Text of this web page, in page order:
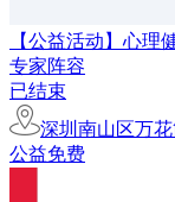
【公益活动】心理
专家阵容
已结束
深圳南山区万
公益免费